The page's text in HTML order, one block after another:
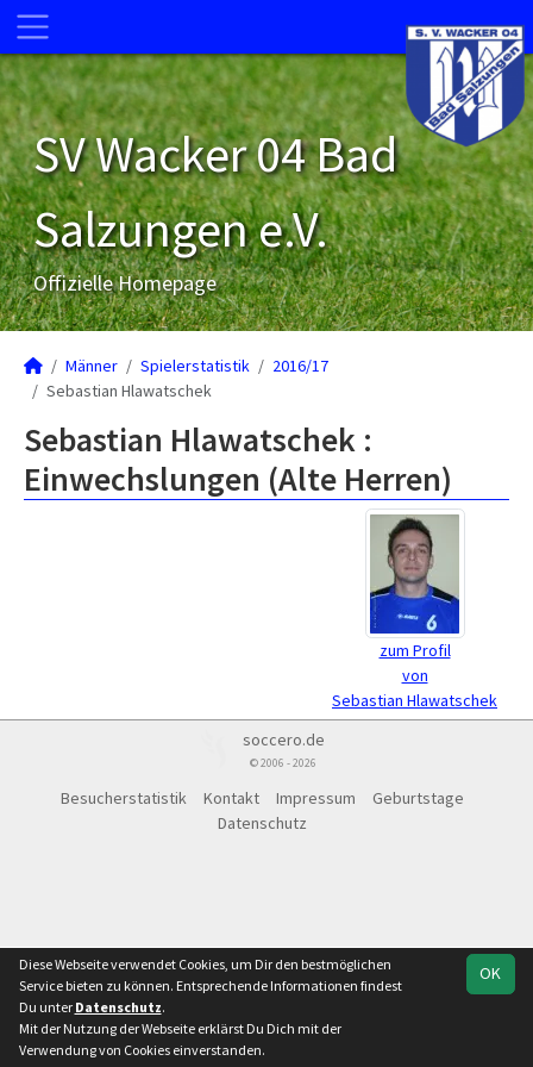
SV Wacker 04 Bad
Salzungen e.V.
Offizielle Homepage
Männer Spielerstatistik
2016/17
Sebastian Hlawatschek
Sebastian Hlawatschek :
Einwechslungen (Alte Herren)
zum Profil
von
Sebastian Hlawatschek
soccero.de
© 2006 - 2026
Besucherstatistik Kontakt Impressum
Geburtstage
Datenschutz
OK
Diese Webseite verwendet Cookies, um Dir den bestmöglichen
Service bieten zu können. Entsprechende Informationen findest
Du unter Datenschutz.
Mit der Nutzung der Webseite erklärst Du Dich mit der
Verwendung von Cookies einverstanden.